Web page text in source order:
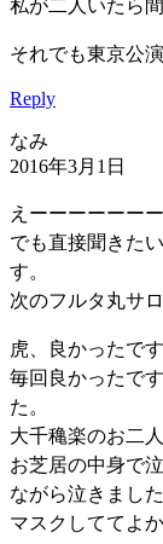
私が二人いたら
それでも東京公
Reply
なみ
2016年3月1日
えーーーーーー
でも直接聞きた
す。
次のフルタ丸サ
虎、良かったで
毎回良かったで
た。
大千穐楽のお二
お芝居の中身で
ながら泣きました
マスクしててよか